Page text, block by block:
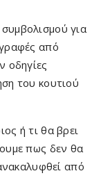
για
από
οδηγίες
του κουτιού
ή τι θα βρει
πως δεν θα
από